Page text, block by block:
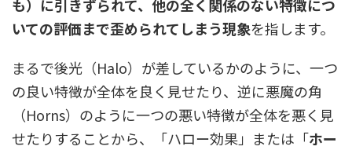
も）に引きずられて、他の全く関係のない特徴につ
いての評価まで歪められてしまう現象を指します。
まるで後光（Halo）が差しているかのように、一つ
の良い特徴が全体を良く見せたり、逆に悪魔の角
（Horns）のように一つの悪い特徴が全体を悪く見
せたりすることから、「ハロー効果」または「ホー